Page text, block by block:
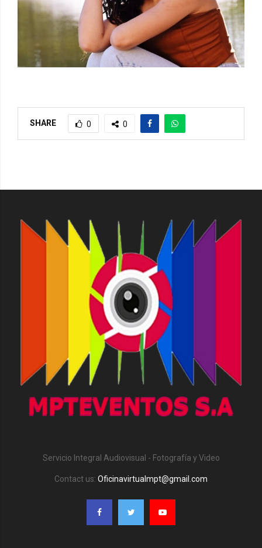
SHARE 0 0
Servicio Integral Audiovisual - Fotografía y Video
Contact us: Oficinavirtualmpt@gmail.com